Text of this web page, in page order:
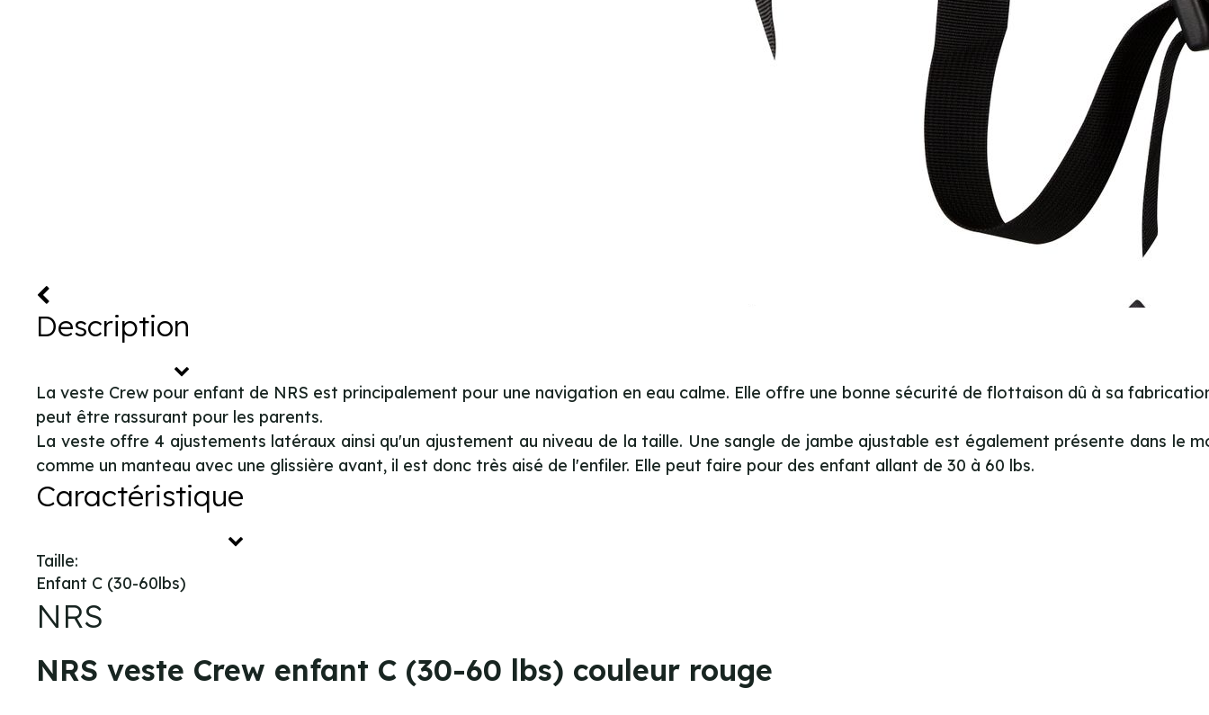
Description
La veste Crew pour enfant de NRS est principalement pour une navigation en eau calme. Elle offre une bonne sécurité de flottaison dû à sa
peut être rassurant pour les parents.
La veste offre 4 ajustements latéraux ainsi qu'un ajustement au niveau de la taille. Une sangle de jambe ajustable est également présente dans le
comme un manteau avec une glissière avant, il est donc très aisé de l'enfiler. Elle peut faire pour des enfant allant de 30 à 60 lbs.
Caractéristique
Taille:
Enfant C (30-60lbs)
NRS
NRS veste Crew enfant C (30-60 lbs) couleur rouge